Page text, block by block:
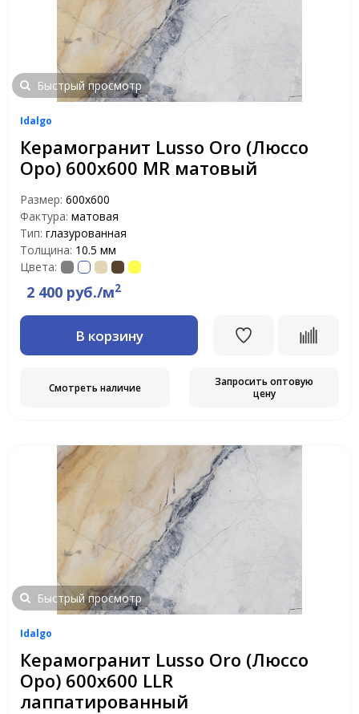
Быстрый просмотр
Idalgo
Керамогранит Lusso Oro (Люссо
Оро) 600х600 MR матовый
Размер: 600х600
Фактура: матовая
Тип: глазурованная
Толщина: 10.5 мм
Цвета:
2 400 руб./м2
В корзину
Смотреть наличие
Запросить оптовую
цену
Быстрый просмотр
Idalgo
Керамогранит Lusso Oro (Люссо
Оро) 600х600 LLR
лаппатированный